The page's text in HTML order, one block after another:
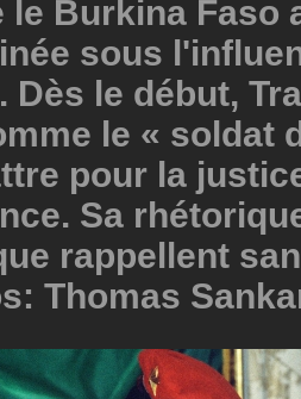
le Burkina Faso
sous
Dès le début,
le « soldat
pour la
Sa
rappellent
Thomas